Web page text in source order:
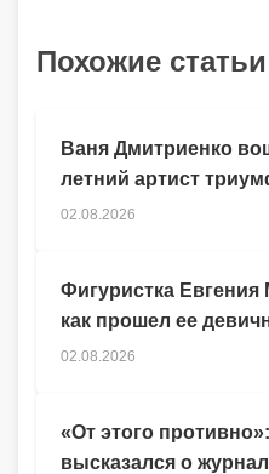
Похожие статьи
Ваня Дмитриенко
летний артист
02.08.2026
Фигуристка Евгения
как прошел ее
02.08.2026
«От этого
высказался о